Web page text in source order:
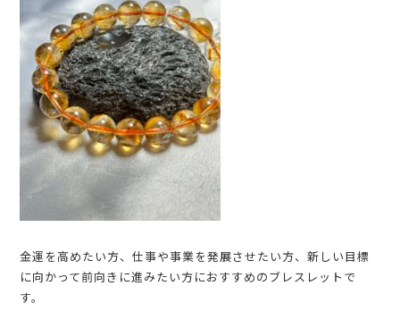
金運を高めたい方、仕事や事業を発展させたい方、新しい目標
に向かって前向きに進みたい方におすすめのブレスレットで
す。